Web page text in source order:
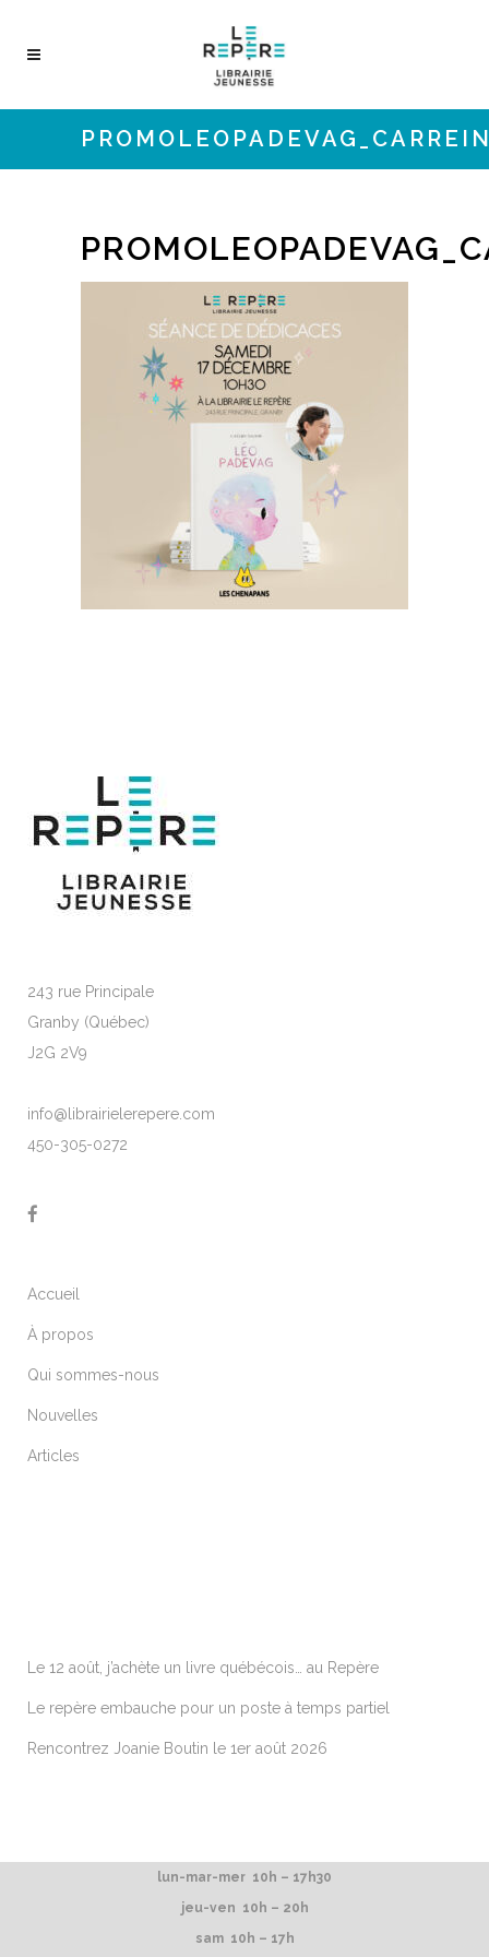
243 rue Principale
Granby (Québec)
J2G 2V9
info@librairielerepere.com
450-305-0272
Accueil
À propos
Qui sommes-nous
Nouvelles
Articles
Le 12 août, j’achète un livre québécois… au Repère
Le repère embauche pour un poste à temps partiel
Rencontrez Joanie Boutin le 1er août 2026
lun-mar-mer 10h – 17h30
jeu-ven 10h – 20h
sam 10h – 17h